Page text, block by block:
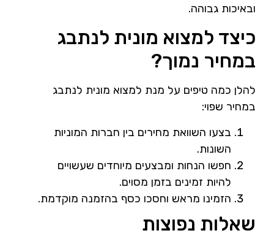
ובאיכות גבוהה.
כיצד למצוא מונית לנתבג
במחיר נמוך?
להלן כמה טיפים על מנת למצוא מונית לנתבג
במחיר שפוי:
בצעו השוואת מחירים בין חברות המוניות
השונות.
חפשו הנחות ומבצעים מיוחדים שעשויים
להיות זמינים בזמן מסוים.
הזמינו מראש וחסכו כסף בהזמנה מוקדמת.
שאלות נפוצות